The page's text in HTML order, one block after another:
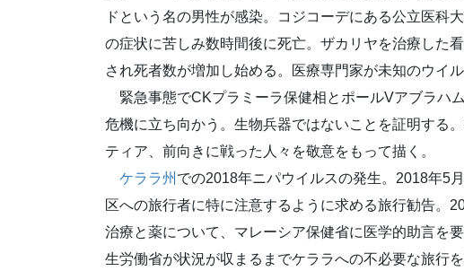
ドという名の男性が感染。コジコーデにある公立医科
の症状に苦しみ数時間後に死亡。ザカリヤを治療した
され死者数が増加し始める。医療専門家が未知のウイ
緊急事態でCKプラミーラ保健相とポールVアブラハ
危機に立ち向かう。生物兵器ではないことを証明する
ティア、前向きに戦った人々を敬意をもって描く。
ケララ州 での2018年ニパウイルスの発生。2018年5
区への旅行者に特に注意するように求める旅行勧告。
治療と薬について、マレーシア保健省に医学的助言を
生労働省が状況が収まるまでケララへの不必要な旅行